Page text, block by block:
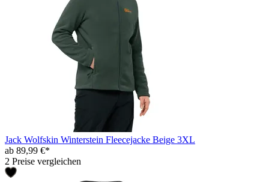
Jack Wolfskin Winterstein Fleecejacke Beige 3XL
ab 89,99 €*
2 Preise vergleichen